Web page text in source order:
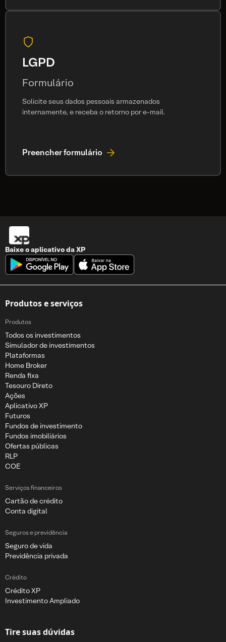
LGPD
Formulário
Solicite seus dados pessoais armazenados
internamente, e receba o retorno por e-mail.
Preencher formulário
Baixe o aplicativo daXP
Produtos e serviços
Produtos
Todos os investimentos
Simulador de investimentos
Plataformas
Home Broker
Renda fixa
Tesouro Direto
Ações
Aplicativo XP
Futuros
Fundos de investimento
Fundos imobiliários
Ofertas públicas
RLP
COE
Serviços financeiros
Cartão de crédito
Conta digital
Seguros e previdência
Seguro de vida
Previdência privada
Crédito
Crédito XP
Investimento Ampliado
Tire suas dúvidas